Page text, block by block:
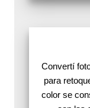
Convertí
para
color se